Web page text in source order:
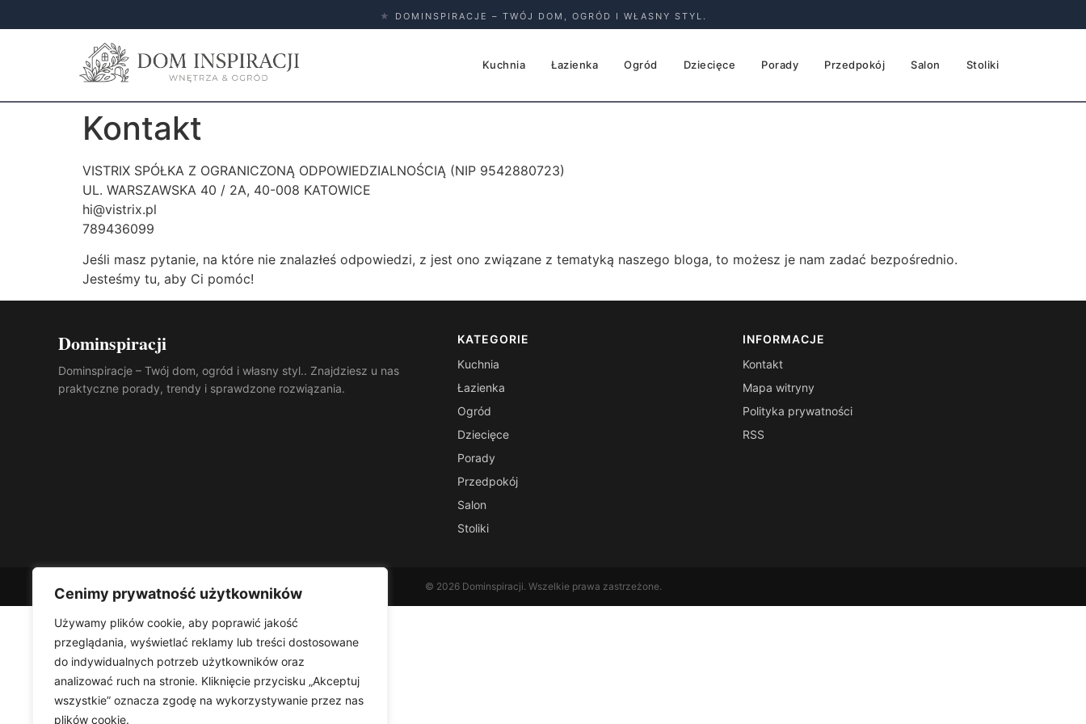
Cenimy prywatność użytkowników
Używamy plików cookie, aby poprawić jakość
przeglądania, wyświetlać reklamy lub treści dostosowane
do indywidualnych potrzeb użytkowników oraz
analizować ruch na stronie. Kliknięcie przycisku „Akceptuj
wszystkie” oznacza zgodę na wykorzystywanie przez nas
plików cookie.
★ DOMINSPIRACJE – TWÓJ DOM, OGRÓD I WŁASNY STYL.
Kuchnia Łazienka Ogród Dziecięce Porady Przedpokój Salon Stoliki
Kontakt
VISTRIX SPÓŁKA Z OGRANICZONĄ ODPOWIEDZIALNOŚCIĄ (NIP 9542880723)
UL. WARSZAWSKA 40 / 2A, 40-008 KATOWICE
hi@vistrix.pl
789436099
Jeśli masz pytanie, na które nie znalazłeś odpowiedzi, z jest ono związane z tematyką naszego bloga, to możesz je nam zadać bezpośrednio.
Jesteśmy tu, aby Ci pomóc!
Dominspiracji
Dominspiracje – Twój dom, ogród i własny styl.. Znajdziesz u nas
praktyczne porady, trendy i sprawdzone rozwiązania.
KATEGORIE
Kuchnia
Łazienka
Ogród
Dziecięce
Porady
Przedpokój
Salon
Stoliki
INFORMACJE
Kontakt
Mapa witryny
Polityka prywatności
RSS
© 2026 Dominspiracji. Wszelkie prawa zastrzeżone.